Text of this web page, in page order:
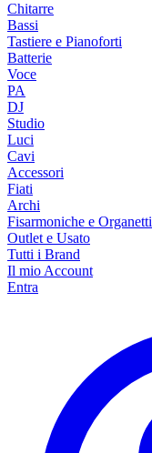
Chitarre
Bassi
Tastiere e Pianoforti
Batterie
Voce
PA
DJ
Studio
Luci
Cavi
Accessori
Fiati
Archi
Fisarmoniche e Organetti
Outlet e Usato
Tutti i Brand
Il mio Account
Entra